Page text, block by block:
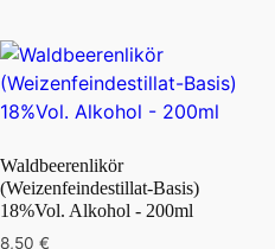
Waldbeerenlikör
(Weizenfeindestillat-Basis)
18%Vol. Alkohol - 200ml
8,50 €